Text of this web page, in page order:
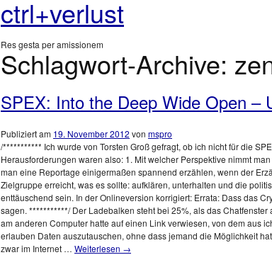
ctrl+verlust
Res gesta per amissionem
Schlagwort-Archive:
SPEX: Into the Deep Wide Open –
Publiziert am 19. November 2012 von mspro
/*********** Ich wurde von Torsten Groß gefragt, ob ich nicht für die
Herausforderungen waren also: 1. Mit welcher Perspektive nimmt
man eine Reportage einigermaßen spannend erzählen, wenn der
Zielgruppe erreicht, was es sollte: aufklären, unterhalten und die
enttäuschend sein. In der Onlineversion korrigiert: Errata: Dass das
sagen. ***********/ Der Ladebalken steht bei 25%, als das Chatfenster
am anderen Computer hatte auf einen Link verwiesen, von dem aus
erlauben Daten auszutauschen, ohne dass jemand die Möglichkeit
zwar im Internet … Weiterlesen →